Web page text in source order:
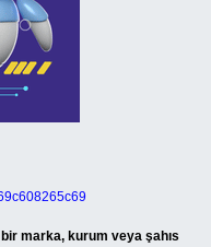
marka, kurum veya şahıs